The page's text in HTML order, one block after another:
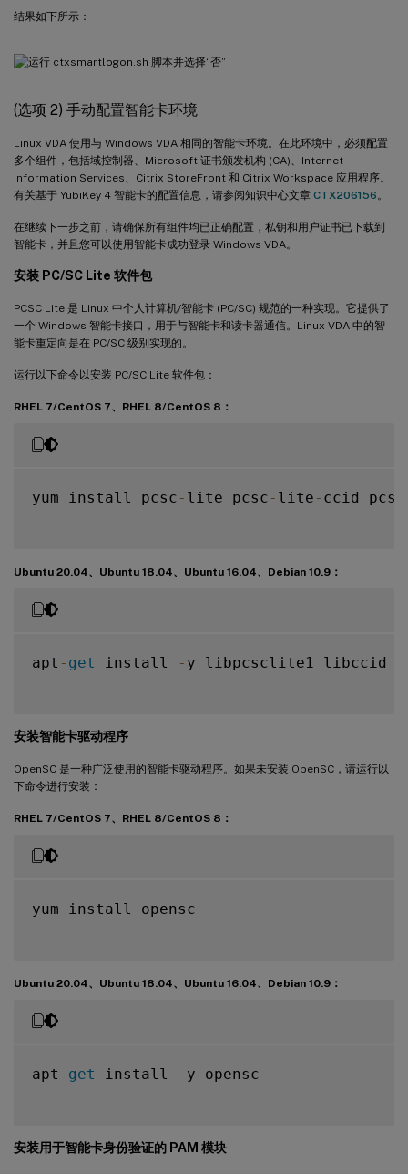
结果如下所示：
(选项 2) 手动配置智能卡环境
Linux VDA 使用与 Windows VDA 相同的智能卡环境。在此环境中，必须配置
多个组件，包括域控制器、Microsoft 证书颁发机构 (CA)、Internet
Information Services、Citrix StoreFront 和 Citrix Workspace 应用程序。
有关基于 YubiKey 4 智能卡的配置信息，请参阅知识中心文章 CTX206156 。
在继续下一步之前，请确保所有组件均已正确配置，私钥和用户证书已下载到
智能卡，并且您可以使用智能卡成功登录 Windows VDA。
安装 PC/SC Lite 软件包
PCSC Lite 是 Linux 中个人计算机/智能卡 (PC/SC) 规范的一种实现。它提供了
一个 Windows 智能卡接口，用于与智能卡和读卡器通信。Linux VDA 中的智
能卡重定向是在 PC/SC 级别实现的。
运行以下命令以安装 PC/SC Lite 软件包：
RHEL 7/CentOS 7、RHEL 8/CentOS 8：
yum install pcsc - lite pcsc - lite - ccid pcsc
Ubuntu 20.04、Ubuntu 18.04、Ubuntu 16.04、Debian 10.9：
apt - get install - y libpcsclite1 libccid
安装智能卡驱动程序
OpenSC 是一种广泛使用的智能卡驱动程序。如果未安装 OpenSC，请运行以
下命令进行安装：
RHEL 7/CentOS 7、RHEL 8/CentOS 8：
yum install opensc
Ubuntu 20.04、Ubuntu 18.04、Ubuntu 16.04、Debian 10.9：
apt - get install - y opensc
安装用于智能卡身份验证的 PAM 模块